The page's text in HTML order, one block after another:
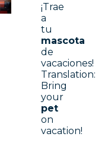
¡Trae
a
tu
mascota
de
vacaciones!
Translation:
Bring
your
pet
on
vacation!